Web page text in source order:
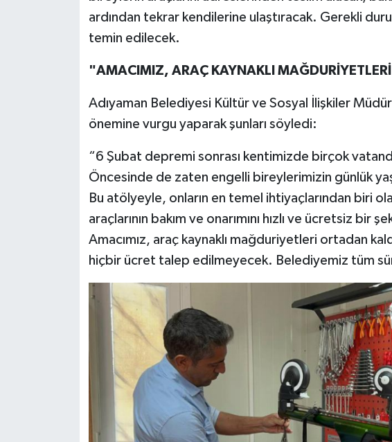
ardından tekrar kendilerine ulaştıracak. Gerekli
temin edilecek.
"AMACIMIZ, ARAÇ KAYNAKLI
Adıyaman Belediyesi Kültür ve Sosyal İlişkiler
önemine vurgu yaparak şunları söyledi:
“6 Şubat depremi sonrası kentimizde birçok
Öncesinde de zaten engelli bireylerimizin günlük
Bu atölyeyle, onların en temel ihtiyaçlarından biri
araçlarının bakım ve onarımını hızlı ve ücretsiz bir
Amacımız, araç kaynaklı mağduriyetleri ortadan
hiçbir ücret talep edilmeyecek. Belediyemiz tüm